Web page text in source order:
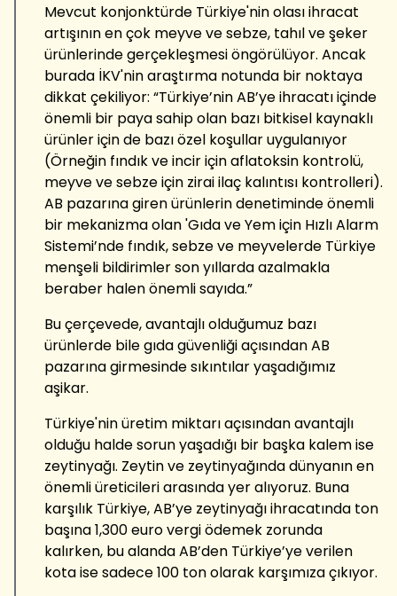
Mevcut konjonktürde Türkiye'nin olası ihracat
artışının en çok meyve ve sebze, tahıl ve şeker
ürünlerinde gerçekleşmesi öngörülüyor. Ancak
burada İKV'nin araştırma notunda bir noktaya
dikkat çekiliyor: “Türkiye’nin AB’ye ihracatı içinde
önemli bir paya sahip olan bazı bitkisel kaynaklı
ürünler için de bazı özel koşullar uygulanıyor
(Örneğin fındık ve incir için aflatoksin kontrolü,
meyve ve sebze için zirai ilaç kalıntısı kontrolleri).
AB pazarına giren ürünlerin denetiminde önemli
bir mekanizma olan 'Gıda ve Yem için Hızlı Alarm
Sistemi’nde fındık, sebze ve meyvelerde Türkiye
menşeli bildirimler son yıllarda azalmakla
beraber halen önemli sayıda.”
Bu çerçevede, avantajlı olduğumuz bazı
ürünlerde bile gıda güvenliği açısından AB
pazarına girmesinde sıkıntılar yaşadığımız
aşikar.
Türkiye'nin üretim miktarı açısından avantajlı
olduğu halde sorun yaşadığı bir başka kalem ise
zeytinyağı. Zeytin ve zeytinyağında dünyanın en
önemli üreticileri arasında yer alıyoruz. Buna
karşılık Türkiye, AB’ye zeytinyağı ihracatında ton
başına 1,300 euro vergi ödemek zorunda
kalırken, bu alanda AB’den Türkiye’ye verilen
kota ise sadece 100 ton olarak karşımıza çıkıyor.